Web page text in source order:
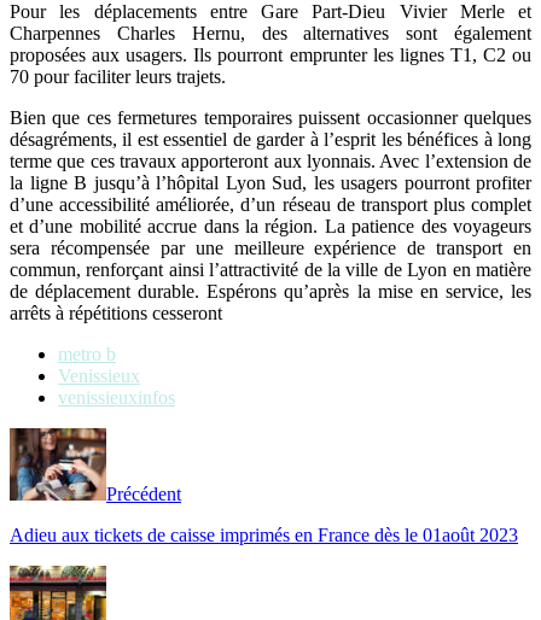
Pour les déplacements entre Gare Part-Dieu Vivier Merle et
Charpennes Charles Hernu, des alternatives sont également
proposées aux usagers. Ils pourront emprunter les lignes T1, C2 ou
70 pour faciliter leurs trajets.
Bien que ces fermetures temporaires puissent occasionner quelques
désagréments, il est essentiel de garder à l’esprit les bénéfices à long
terme que ces travaux apporteront aux lyonnais. Avec l’extension de
la ligne B jusqu’à l’hôpital Lyon Sud, les usagers pourront profiter
d’une accessibilité améliorée, d’un réseau de transport plus complet
et d’une mobilité accrue dans la région. La patience des voyageurs
sera récompensée par une meilleure expérience de transport en
commun, renforçant ainsi l’attractivité de la ville de Lyon en matière
de déplacement durable. Espérons qu’après la mise en service, les
arrêts à répétitions cesseront
metro b
Venissieux
venissieuxinfos
Précédent
Adieu aux tickets de caisse imprimés en France dès le 01août 2023